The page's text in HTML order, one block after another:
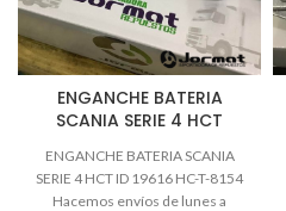
ENGANCHE BATERIA
SCANIA SERIE 4 HCT
ENGANCHE BATERIA SCANIA
SERIE 4 HCT ID 19616 HC-T-8154
Hacemos envíos de lunes a